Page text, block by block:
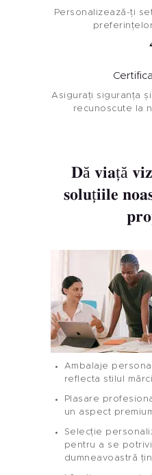
Acasă
Produs
Personalizează-ți
Asigurați siguranța
recunoscute la
Dă viață
soluțiile
Ambalaje
reflecta stilul
Plasare
un aspect
Selecție
pentru a se
dumneavoastră